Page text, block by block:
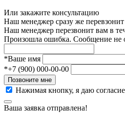
Или закажите консультацию
Наш менеджер сразу же
Наш менеджер перезвонит вам в
Произошла ошибка. Сообщение не
*Ваше имя
*+7 (900) 000-00-00
Позвоните мне
Нажимая кнопку, я даю
Ваша заявка отправлена!